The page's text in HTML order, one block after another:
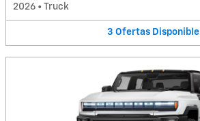
2026 • Truck
3 Ofertas Disponible